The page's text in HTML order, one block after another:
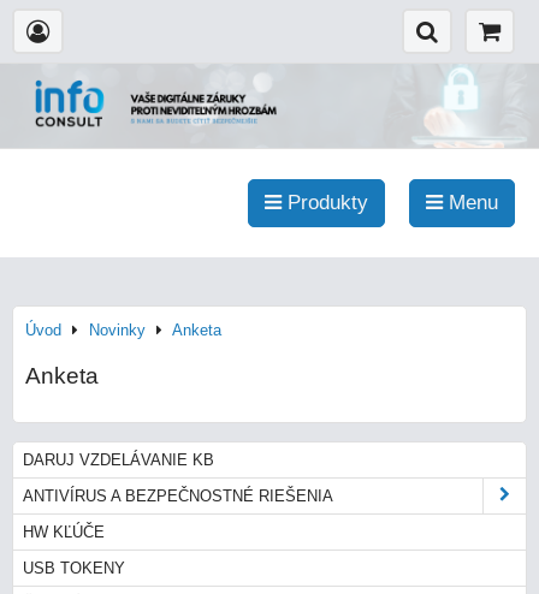
Produkty Menu
Úvod Novinky Anketa
Anketa
DARUJ VZDELÁVANIE KB
ANTIVÍRUS A BEZPEČNOSTNÉ RIEŠENIA
HW KĽÚČE
USB TOKENY